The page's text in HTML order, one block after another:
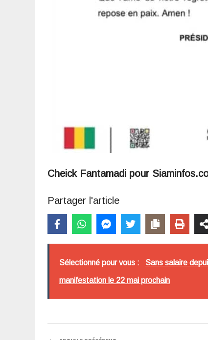
Cheick Fantamadi pour
Partager l'article
Sélectionné pour vous : Sans salaire
manifestation le 22 mai prochain